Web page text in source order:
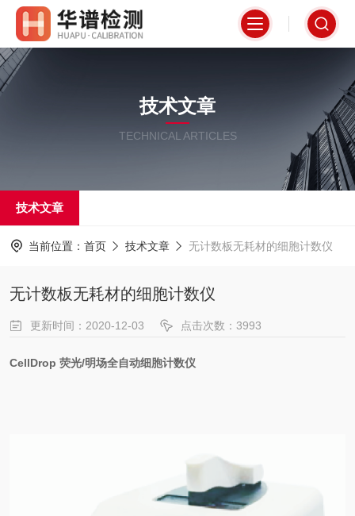
技术文章
TECHNICAL ARTICLES
技术文章
当前位置： 首页 技术文章 无计数板无耗材的细胞计数仪
无计数板无耗材的细胞计数仪
更新时间：2020-12-03 点击次数：3993
CellDrop 荧光/明场全自动细胞计数仪